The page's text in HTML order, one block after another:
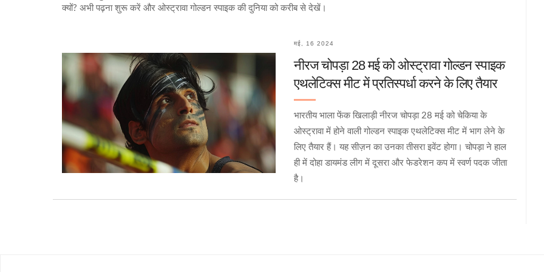
क्यों? अभी पढ़ना शुरू करें और ओस्ट्रावा गोल्डन स्पाइक की दुनिया को करीब से देखें।
मई, 16 2024
नीरज चोपड़ा 28 मई को ओस्ट्रावा गोल्डन स्पाइक
एथलेटिक्स मीट में प्रतिस्पर्धा करने के लिए तैयार
भारतीय भाला फेंक खिलाड़ी नीरज चोपड़ा 28 मई को चेकिया के
ओस्ट्रावा में होने वाली गोल्डन स्पाइक एथलेटिक्स मीट में भाग लेने के
लिए तैयार हैं। यह सीज़न का उनका तीसरा इवेंट होगा। चोपड़ा ने हाल
ही में दोहा डायमंड लीग में दूसरा और फेडरेशन कप में स्वर्ण पदक जीता
है।